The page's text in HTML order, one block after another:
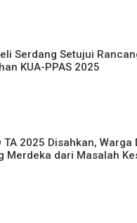
Serdang Setujui
KUA-PPAS 2025
TA 2025 Disahkan, Warga
Merdeka dari Masalah